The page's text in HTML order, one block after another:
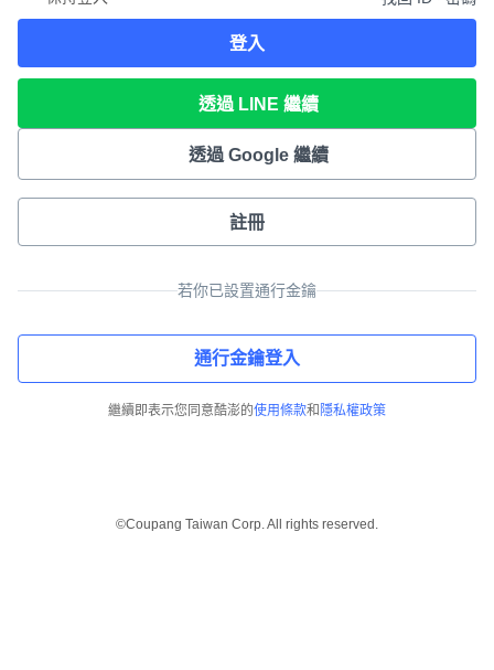
登入
透過 LINE 繼續
透過 Google 繼續
註冊
若你已設置通行金鑰
通行金鑰登入
繼續即表示您同意酷澎的使用條款和 隱私權政策
©Coupang Taiwan Corp. All rights reserved.